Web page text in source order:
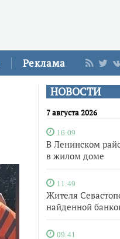
Реклама
НОВОСТИ
7 августа 2026
16:09
В Ленинском
в жилом доме
11:49
Жителя
найденной
09:41